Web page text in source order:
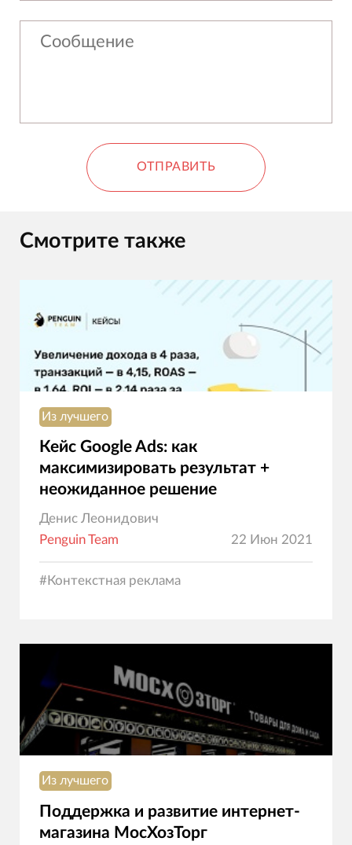
ОТПРАВИТЬ
Смотрите также
Из лучшего
Кейс Google Ads: как
максимизировать результат +
неожиданное решение
Денис Леонидович
Penguin Team
22 Июн 2021
#Контекстная реклама
Из лучшего
Поддержка и развитие интернет-
магазина МосХозТорг